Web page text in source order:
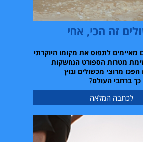
זה הכי, אחי
מאיימים לתפוס את מקומו היוקרתי
מטרות הספורט הנחשקות
הפכו מרוצי מכשולים ובוץ
כך ברחבי העולם?
לכתבה המלאה